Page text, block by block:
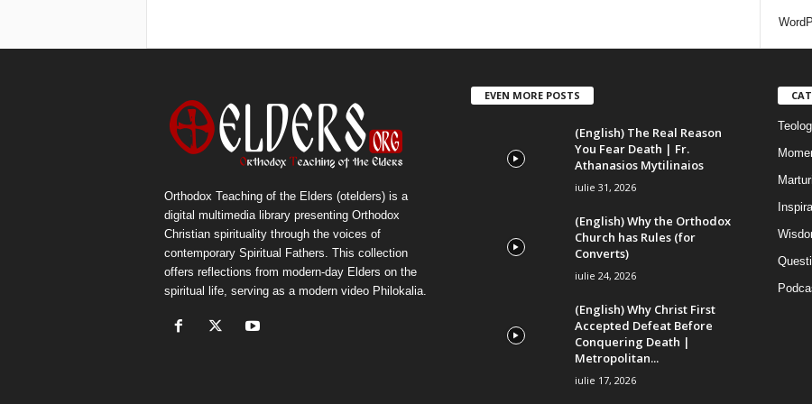
Orthodox Teaching of the Elders (otelders) is a
digital multimedia library presenting Orthodox
Christian spirituality through the voices of
contemporary Spiritual Fathers. This collection
offers reflections from modern-day Elders on the
spiritual life, serving as a modern video Philokalia.
EVEN MORE POSTS
(English) The Real Reason
You Fear Death | Fr.
Athanasios Mytilinaios
iulie 31, 2026
(English) Why the Orthodox
Church has Rules (for
Converts)
iulie 24, 2026
(English) Why Christ First
Accepted Defeat Before
Conquering Death |
Metropolitan...
iulie 17, 2026